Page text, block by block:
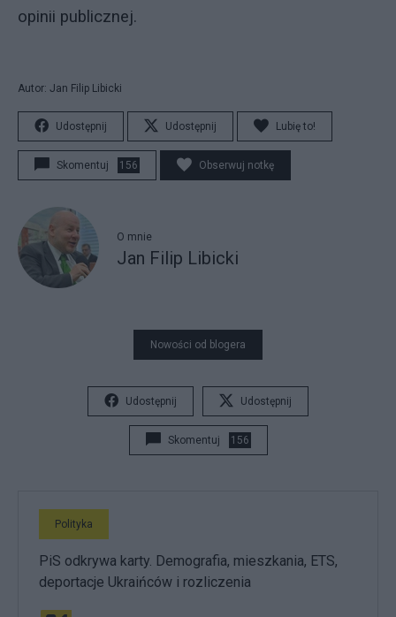
opinii publicznej.
Autor: Jan Filip Libicki
Udostępnij Udostępnij Lubię to!
Skomentuj 156 Obserwuj notkę
O mnie
Jan Filip Libicki
Nowości od blogera
Udostępnij Udostępnij
Skomentuj 156
Polityka
PiS odkrywa karty. Demografia, mieszkania, ETS,
deportacje Ukraińców i rozliczenia